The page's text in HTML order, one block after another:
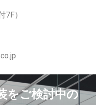
7F）
をご検討中の